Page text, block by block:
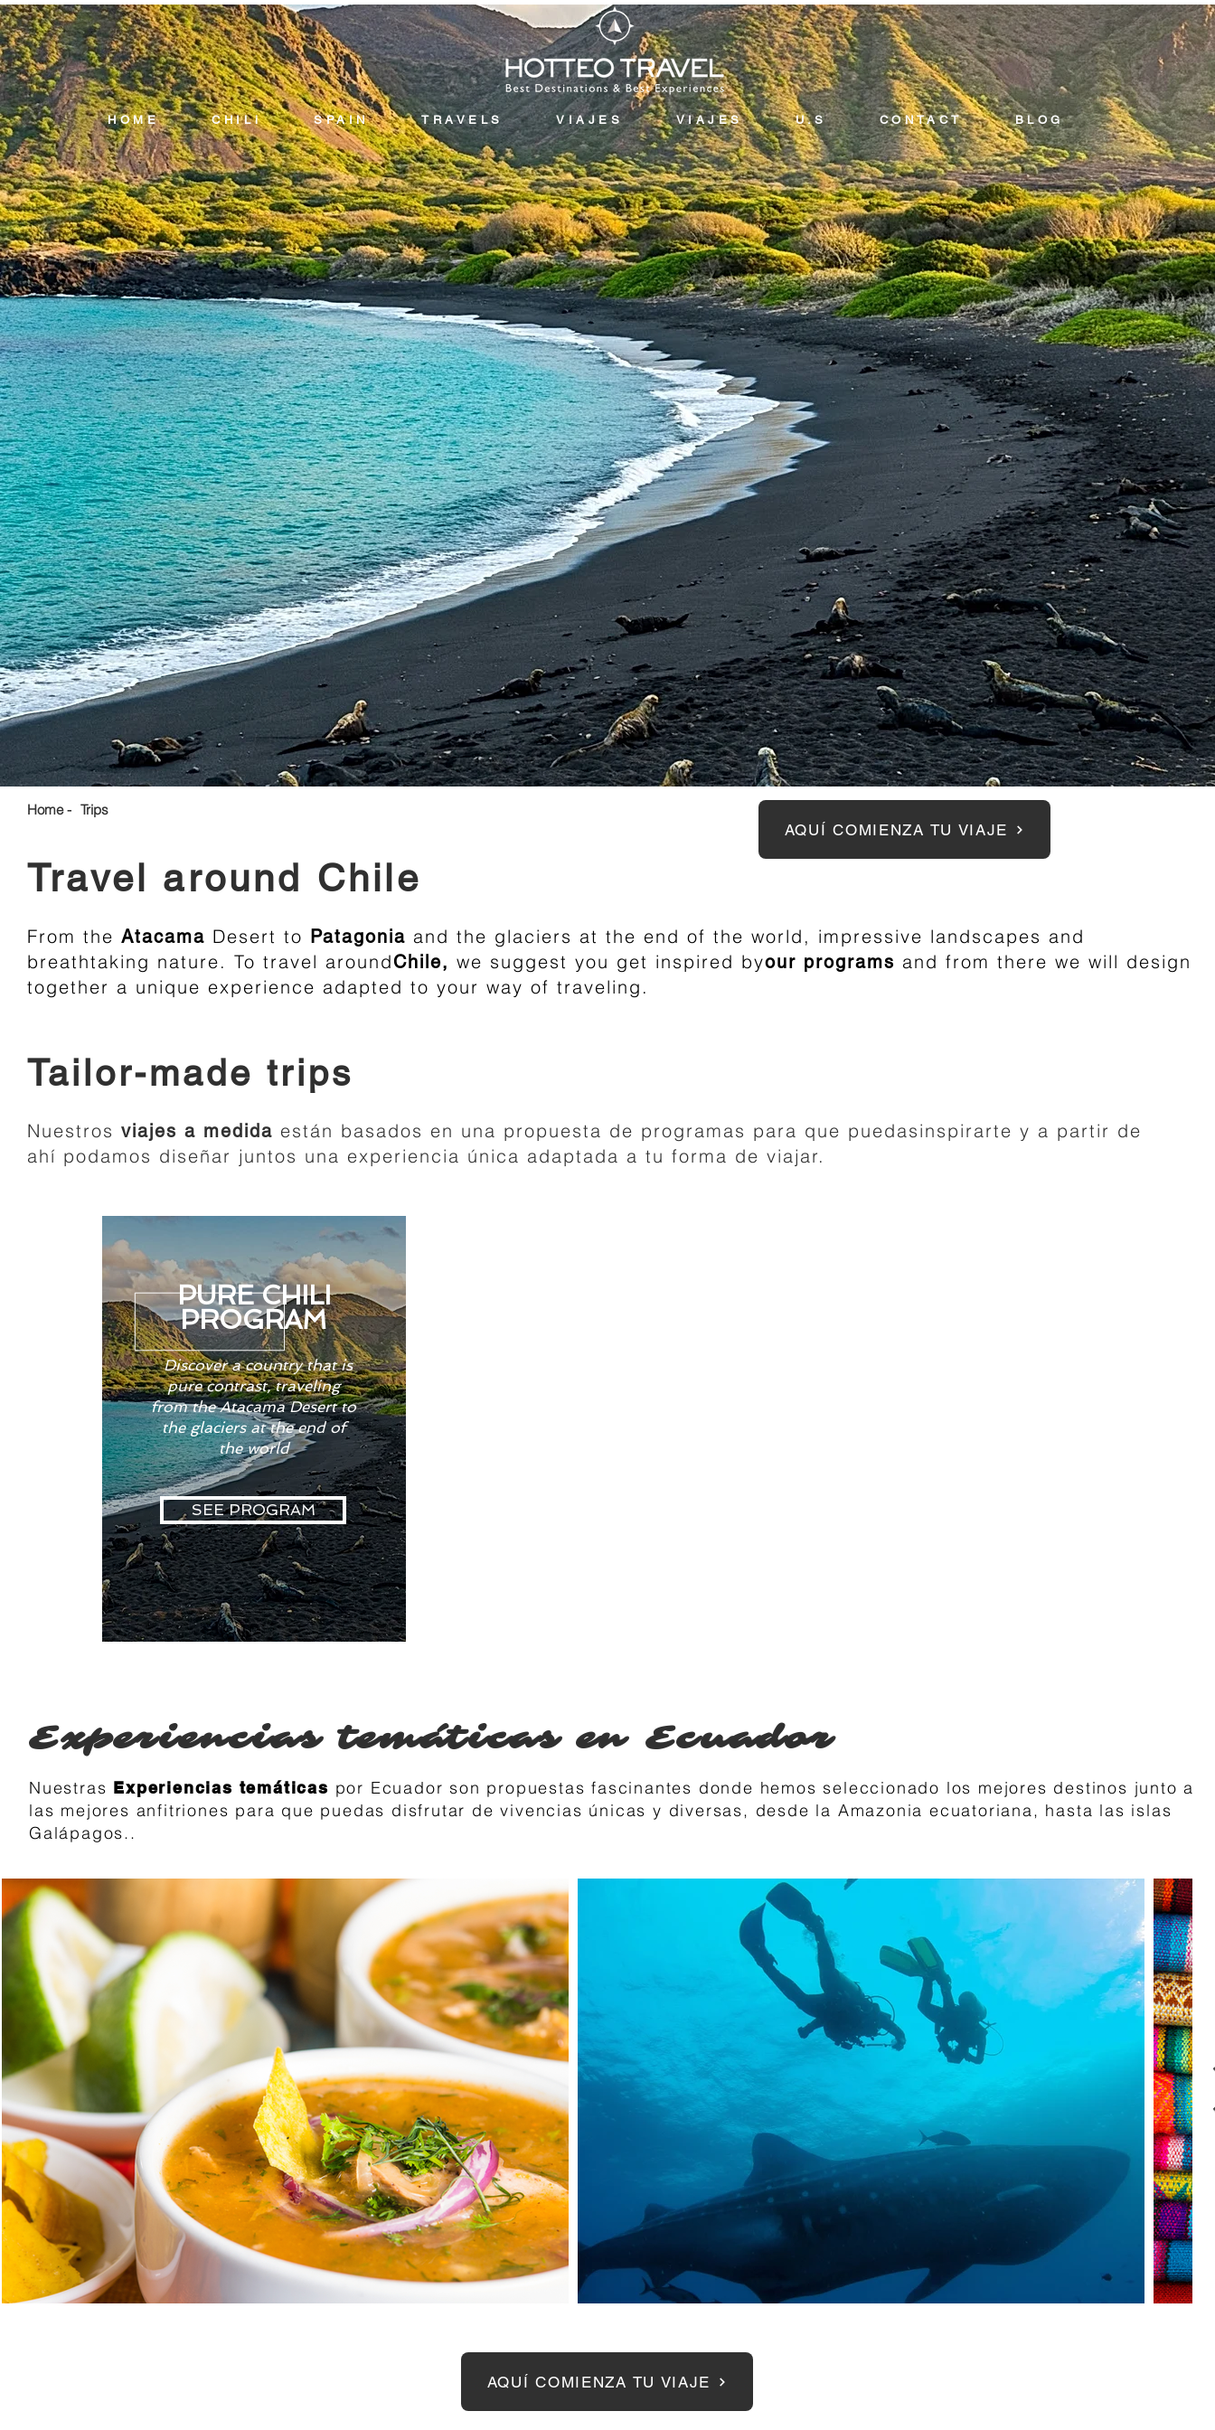
HOME CHILi SPAIN TRAVELS VIAJES VIAJES U.S CONTACT BLOG
Home- Trips
Travel around Chile
AQUÍ COMIENZA TU VIAJE
From the Atacama Desert to Patagonia and the glaciers at the end of the world, impressive landscapes and
breathtaking nature. To travel aroundChile, we suggest you get inspired byour programs and from there we will design
together a unique experience adapted to your way of traveling.
Tailor-made trips
Nuestros viajes a medida están basados en una propuesta de programas para que puedasinspirarte y a partir de
ahí podamos diseñar juntos una experiencia única adaptada a tu forma de viajar.
PURE CHILI
PROGRAM
Discover a country that is
pure contrast, traveling
from the Atacama Desert to
the glaciers at the end of
the world
SEE PROGRAM
Experiencias temáticas en Ecuador
Nuestras Experiencias temáticas por Ecuador son propuestas fascinantes donde hemos seleccionado los mejores destinos junto a
las mejores anfitriones para que puedas disfrutar de vivencias únicas y diversas, desde la Amazonia ecuatoriana, hasta las islas
Galápagos..
AQUÍ COMIENZA TU VIAJE